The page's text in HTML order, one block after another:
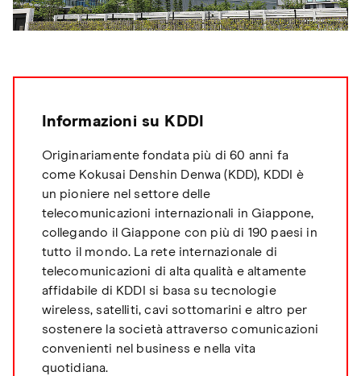
Informazioni su KDDI
Originariamente fondata più di 60 anni fa
come Kokusai Denshin Denwa (KDD), KDDI è
un pioniere nel settore delle
telecomunicazioni internazionali in Giappone,
collegando il Giappone con più di 190 paesi in
tutto il mondo. La rete internazionale di
telecomunicazioni di alta qualità e altamente
affidabile di KDDI si basa su tecnologie
wireless, satelliti, cavi sottomarini e altro per
sostenere la società attraverso comunicazioni
convenienti nel business e nella vita
quotidiana.